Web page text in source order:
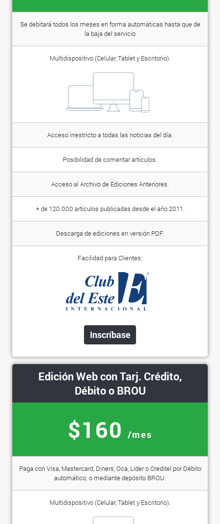
Se debitará todos los meses en forma automáticas hasta que de
la baja del servicio
Multidispositivo (Celular, Tablet y Escritorio).
Acceso irrestricto a todas las noticias del día.
Posibilidad de comentar artículos.
Acceso al Archivo de Ediciones Anteriores.
+ de 120.000 artículos publicadas desde el año 2011.
Descarga de ediciones en versión PDF.
Facilidad para Clientes:
Inscríbase
Edición Web con Tarj. Crédito,
Débito o BROU
$160 /mes
Paga con Visa, Mastercard, Diners, Oca, Lider o Creditel por Débito
automático; o mediante depósito BROU.
Multidispositivo (Celular, Tablet y Escritorio).